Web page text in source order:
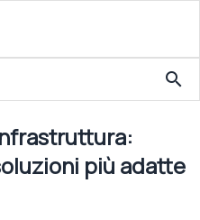
Monitoraggio dell’infrastruttura: come scegliere le soluzioni più adatte a ogni network
search
più adatte